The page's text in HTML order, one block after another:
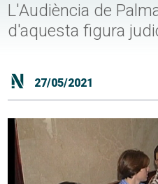
L'Audiència de
d'aquesta figura
27/05/2021